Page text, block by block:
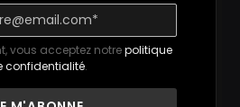
vous acceptez notrepolitique
confidentialité.